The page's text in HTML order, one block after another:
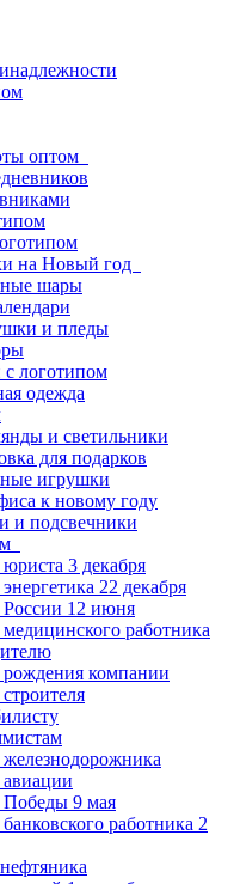
оптом
на Новый год
шары
и пледы
логотипом
одежда
и светильники
для подарков
игрушки
к новому году
и подсвечники
3 декабря
22 декабря
12 июня
работника
компании
9 мая
работника 2